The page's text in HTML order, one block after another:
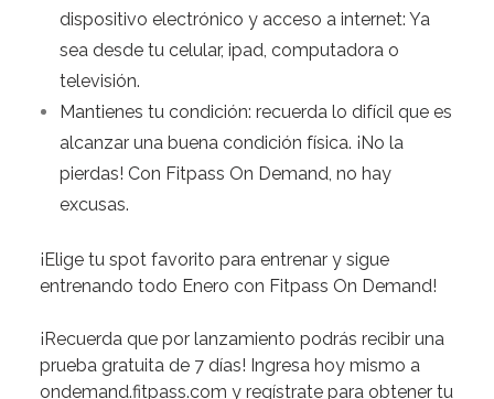
dispositivo electrónico y acceso a internet: Ya
sea desde tu celular, ipad, computadora o
televisión.
Mantienes tu condición: recuerda lo difícil que es
alcanzar una buena condición física. ¡No la
pierdas! Con Fitpass On Demand, no hay
excusas.
¡Elige tu spot favorito para entrenar y sigue
entrenando todo Enero con Fitpass On Demand!
¡Recuerda que por lanzamiento podrás recibir una
prueba gratuita de 7 días! Ingresa hoy mismo a
ondemand.fitpass.com y regístrate para obtener tu